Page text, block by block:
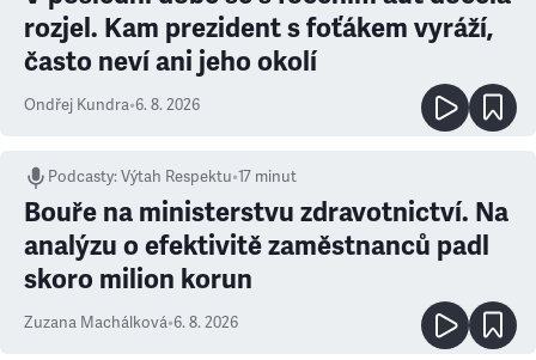
rozjel. Kam prezident s foťákem vyráží,
často neví ani jeho okolí
Ondřej Kundra•6. 8. 2026
Podcasty:Výtah Respektu•17 minut
Bouře na ministerstvu zdravotnictví. Na
analýzu o efektivitě zaměstnanců padl
skoro milion korun
Zuzana Machálková•6. 8. 2026